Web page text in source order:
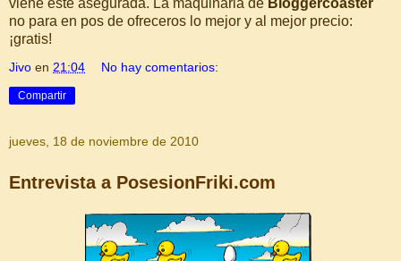
viene esté asegurada. La maquinaria de Bloggercoaster
no para en pos de ofreceros lo mejor y al mejor precio:
¡gratis!
Jivo en 21:04 No hay comentarios:
Compartir
jueves, 18 de noviembre de 2010
Entrevista a PosesionFriki.com